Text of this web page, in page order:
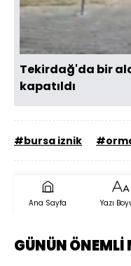
Tekirdağ'da bir
kapatıldı
#bursa iznik
Ana Sayfa Yazı
GÜNÜN ÖNEMLİ